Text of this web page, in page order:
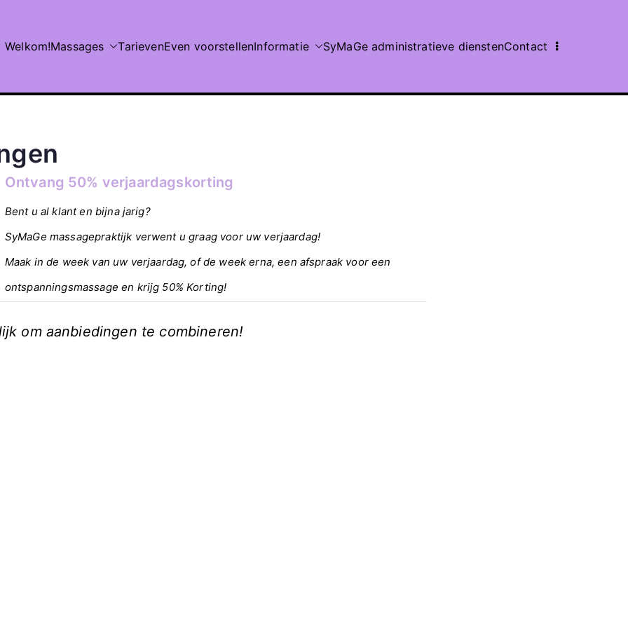
Welkom!Massages TarievenEven voorstellenInformatie SyMaGe administratieve dienstenContact
Ontvang 50% verjaardagskorting
Bent u al klant en bijna jarig?
SyMaGe massagepraktijk verwent u graag voor uw verjaardag!
Maak in de week van uw verjaardag, of de week erna, een afspraak voor een
ontspanningsmassage en krijg 50% Korting!
om aanbiedingen te combineren!